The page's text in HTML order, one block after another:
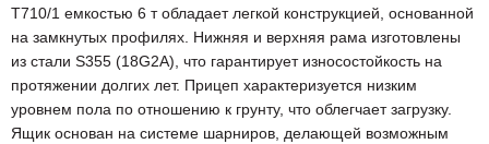
T710/1 емкостью 6 т обладает легкой конструкцией, основанной
на замкнутых профилях. Нижняя и верхняя рама изготовлены
из стали S355 (18G2A), что гарантирует износостойкость на
протяжении долгих лет. Прицеп характеризуется низким
уровнем пола по отношению к грунту, что облегчает загрузку.
Ящик основан на системе шарниров, делающей возможным